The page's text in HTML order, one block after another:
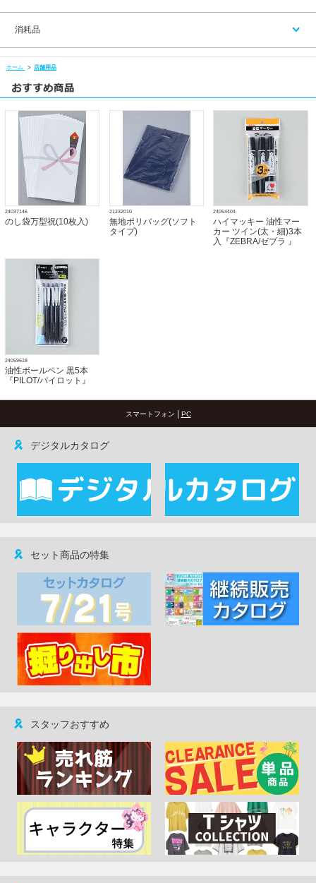
消耗品
ホーム > 店舗用品
24037146
のし袋万型祝(10枚入)
21232010
無地ポリバッグ(ソフト
タイプ)
24054404
ハイマッキー 油性マー
カー ツイン(太・細)3本
入『ZEBRA/ゼブラ 』
24059618
油性ボールペン 黒5本
『PILOT/パイロット』
スマートフォン PC
デジタルカタログ
セット商品の特集
スタッフおすすめ